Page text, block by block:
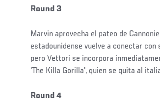
Round 3
Marvin aprovecha el pateo de
estadounidense vuelve a conectar
pero Vettori se incorpora
'The Killa Gorilla', quien se quita al
Round 4